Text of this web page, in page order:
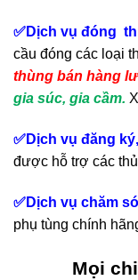
✅Dịch vụ đóng
cầu đóng các loại
thùng bán hàng
gia súc, gia cầm.
✅Dịch vụ đăng
được hỗ trợ các
✅Dịch vụ chăm
phụ tùng chính
Mọi